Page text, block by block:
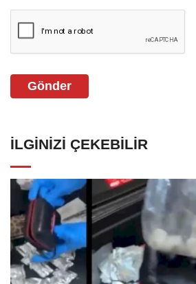
Gönder
İLGINIZI ÇEKEBILIR